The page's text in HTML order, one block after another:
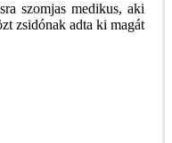
szomjas medikus, aki
zsidónak adta ki magát